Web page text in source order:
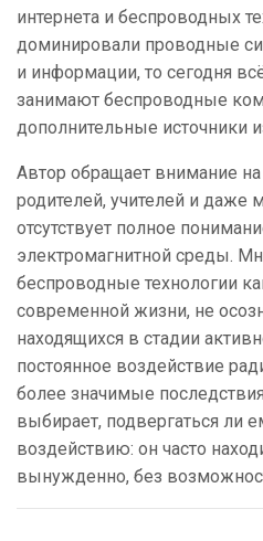
интернета и беспроводных
доминировали проводные
и информации, то сегодня
занимают беспроводные
дополнительные источники
Автор обращает внимание
родителей, учителей и даже
отсутствует полное
электромагнитной среды.
беспроводные технологии
современной жизни, не
находящихся в стадии
постоянное воздействие
более значимые
выбирает, подвергаться ли
воздействию: он часто
вынужденно, без